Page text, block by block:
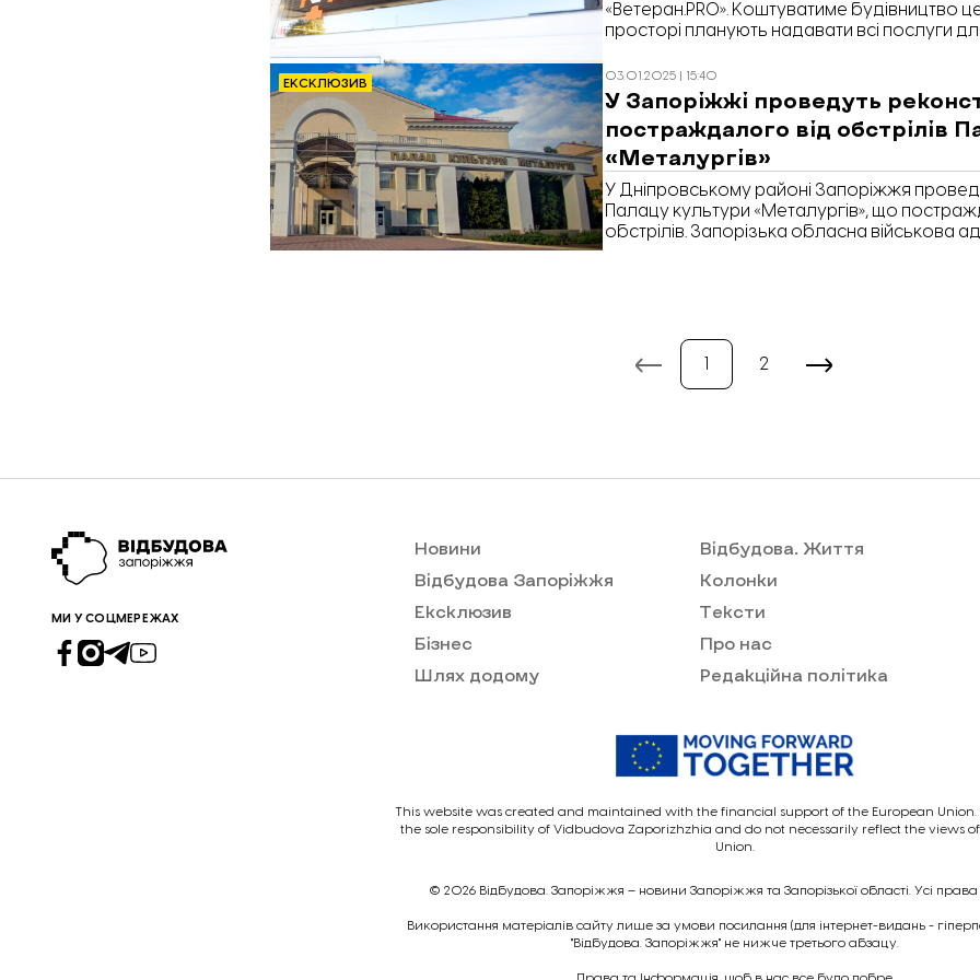
«Ветеран.PRO». Коштуватиме будівництво
просторі планують надавати всі послуги
стало відомо під час засідання постійної
питань бюджету Запорізької міськради,
Запоріжжя».
ЕКСКЛЮЗИВ
03.01.2025 | 15:40
У Запоріжжі проведуть
постраждалого від обстрілів
«Металургів»
У Дніпровському районі Запоріжжя
Палацу культури «Металургів», що
обстрілів. Запорізька обласна військова
2
МИ У СОЦМЕРЕЖАХ
Новини
Відбудова Запоріжжя
Ексклюзив
Бізнес
Шлях додому
Відбудова. Життя
Колонки
Тексти
Про нас
Редакційна політика
This website was created and maintained with the financial support of the European Union.
the sole responsibility of Vidbudova Zaporizhzhia and do not necessarily reflect the views
Union.
© 2026 Відбудова. Запоріжжя – новини Запоріжжя та Запорізької області. Усі права
Викориcтання матеріалів сайту лише за умови посилання (для інтернет-видань -
"Відбудова. Запоріжжя" не нижче третього абзацу.